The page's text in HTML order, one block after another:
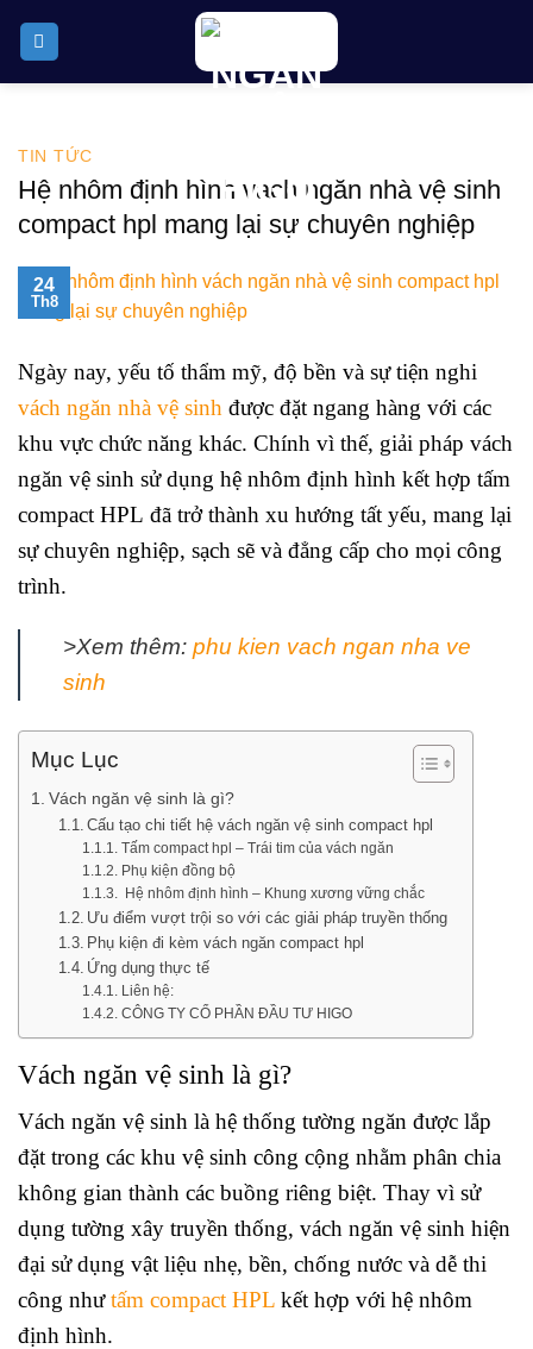
TIN TỨC
Hệ nhôm định hình vách ngăn nhà vệ sinh
compact hpl mang lại sự chuyên nghiệp
24
Th8
Ngày nay, yếu tố thẩm mỹ, độ bền và sự tiện nghi
vách ngăn nhà vệ sinh được đặt ngang hàng với các
khu vực chức năng khác. Chính vì thế, giải pháp vách
ngăn vệ sinh sử dụng hệ nhôm định hình kết hợp tấm
compact HPL đã trở thành xu hướng tất yếu, mang lại
sự chuyên nghiệp, sạch sẽ và đẳng cấp cho mọi công
trình.
>Xem thêm: phu kien vach ngan nha ve
sinh
Mục Lục
Vách ngăn vệ sinh là gì?
Cấu tạo chi tiết hệ vách ngăn vệ sinh compact hpl
Tấm compact hpl – Trái tim của vách ngăn
Phụ kiện đồng bộ
Hệ nhôm định hình – Khung xương vững chắc
Ưu điểm vượt trội so với các giải pháp truyền thống
Phụ kiện đi kèm vách ngăn compact hpl
Ứng dụng thực tế
Liên hệ:
CÔNG TY CỔ PHẦN ĐẦU TƯ HIGO
Vách ngăn vệ sinh là gì?
Vách ngăn vệ sinh là hệ thống tường ngăn được lắp
đặt trong các khu vệ sinh công cộng nhằm phân chia
không gian thành các buồng riêng biệt. Thay vì sử
dụng tường xây truyền thống, vách ngăn vệ sinh hiện
đại sử dụng vật liệu nhẹ, bền, chống nước và dễ thi
công nhưtấm compact HPL kết hợp với hệ nhôm
định hình.